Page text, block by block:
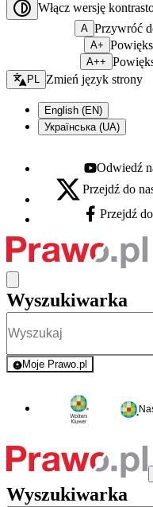
Włącz wersję
A Przywróć
A+
A++
Zmień język - bieżący:
PL Zmień język strony
English (EN)
Українська (UA)
Youtube -
Odwiedź
X - otwiera się w nowej
Przejdź do
Facebook -
Przejdź
Wyszukiwarka
Moje Prawo.pl
- rejestracja i
Wyszukiwarka